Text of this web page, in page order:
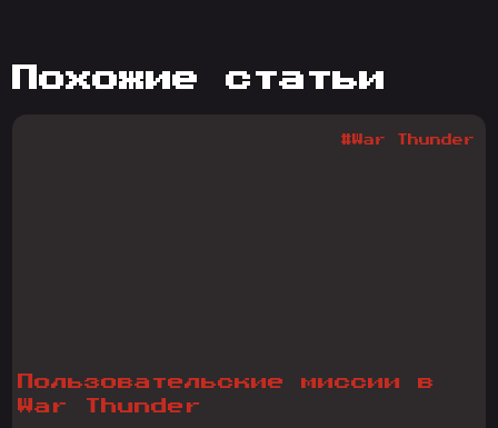
похожие статьи
Пользовательские миссии в
War Thunder
#War Thunder